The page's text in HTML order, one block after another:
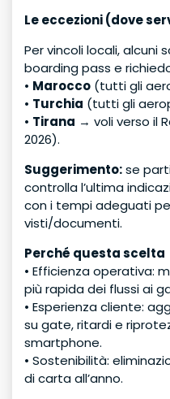
Le eccezioni (dove
Per vincoli locali, alcuni
boarding pass e
• Marocco (tutti gli
• Turchia (tutti gli
• Tirana → voli verso il
2026).
Suggerimento:se
controlla l’ultima
con i tempi adeguati
visti/documenti.
Perché questa scelta
• Efficienza operativa:
più rapida dei flussi ai
• Esperienza cliente:
su gate, ritardi e
smartphone.
• Sostenibilità:
di carta all’anno.